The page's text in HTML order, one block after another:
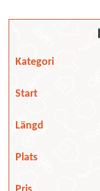
Kategori
Start
Längd
Plats